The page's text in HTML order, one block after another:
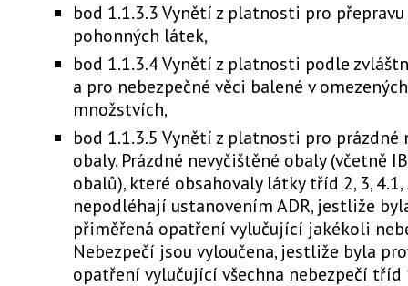
bod 1.1.3.3 Vynětí z platnosti pro
pohonných látek,
bod 1.1.3.4 Vynětí z platnosti podle
a pro nebezpečné věci balené v
množstvích,
bod 1.1.3.5 Vynětí z platnosti pro prázdné
obaly. Prázdné nevyčištěné obaly (včetně
obalů), které obsahovaly látky tříd 2, 3, 4.1,
nepodléhají ustanovením ADR, jestliže
přiměřená opatření vylučující jakékoli
Nebezpečí jsou vyloučena, jestliže byla
opatření vylučující všechna nebezpečí tříd